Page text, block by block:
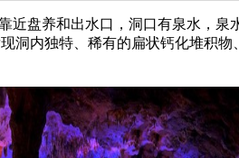
盘养和出水口，洞口有泉水，泉
洞内独特、稀有的扁状钙化堆积